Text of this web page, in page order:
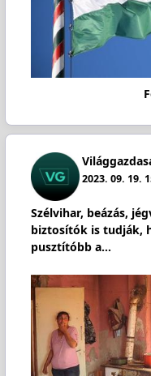
2023. 09. 19.
Szélvihar, beázás,
biztosítók is tudják,
pusztítóbb a…